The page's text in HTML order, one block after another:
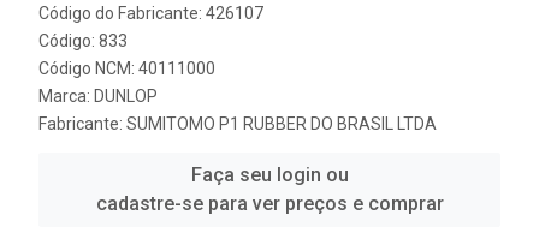
Código do Fabricante: 426107
Código: 833
Código NCM: 40111000
Marca: DUNLOP
Fabricante: SUMITOMO P1 RUBBER DO BRASIL LTDA
Faça seu login ou
cadastre-se para ver preços e comprar